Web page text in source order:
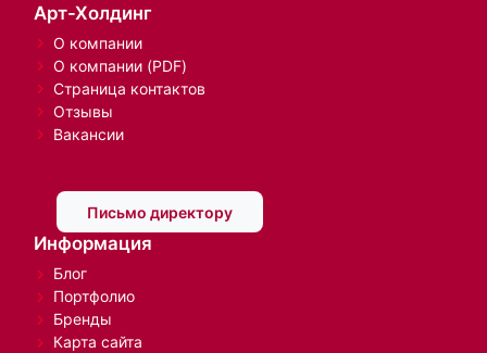
Арт-Холдинг
О компании
О компании (PDF)
Страница контактов
Отзывы
Вакансии
Письмо директору
Информация
Блог
Портфолио
Бренды
Карта сайта